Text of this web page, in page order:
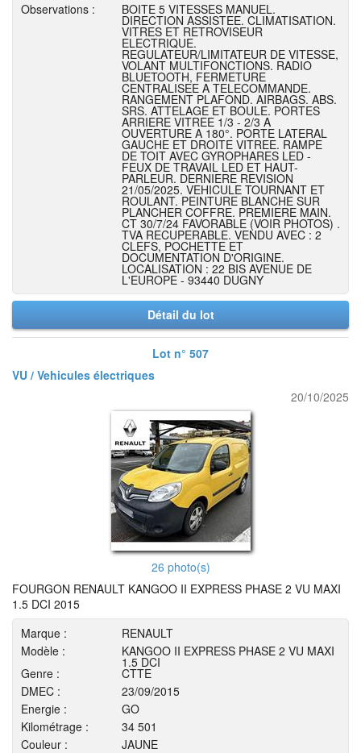
Observations :
BOITE 5 VITESSES MANUEL.
DIRECTION ASSISTEE. CLIMATISATION.
VITRES ET RETROVISEUR
ELECTRIQUE.
REGULATEUR/LIMITATEUR DE VITESSE,
VOLANT MULTIFONCTIONS. RADIO
BLUETOOTH, FERMETURE
CENTRALISEE A TELECOMMANDE.
RANGEMENT PLAFOND. AIRBAGS. ABS.
SRS. ATTELAGE ET BOULE. PORTES
ARRIERE VITREE 1/3 - 2/3 A
OUVERTURE A 180°. PORTE LATERAL
GAUCHE ET DROITE VITREE. RAMPE
DE TOIT AVEC GYROPHARES LED -
FEUX DE TRAVAIL LED ET HAUT-
PARLEUR. DERNIERE REVISION
21/05/2025. VEHICULE TOURNANT ET
ROULANT. PEINTURE BLANCHE SUR
PLANCHER COFFRE. PREMIERE MAIN.
CT 30/7/24 FAVORABLE (VOIR PHOTOS) .
TVA RECUPERABLE. VENDU AVEC : 2
CLEFS, POCHETTE ET
DOCUMENTATION D'ORIGINE.
LOCALISATION : 22 BIS AVENUE DE
L'EUROPE - 93440 DUGNY
Détail du lot
Lot n° 507
VU / Vehicules électriques
20/10/2025
26 photo(s)
FOURGON RENAULT KANGOO II EXPRESS PHASE 2 VU MAXI
1.5 DCI 2015
Marque :
RENAULT
Modèle :
KANGOO II EXPRESS PHASE 2 VU MAXI
1.5 DCI
Genre :
CTTE
DMEC :
23/09/2015
Energie :
GO
Kilométrage :
34 501
Couleur :
JAUNE